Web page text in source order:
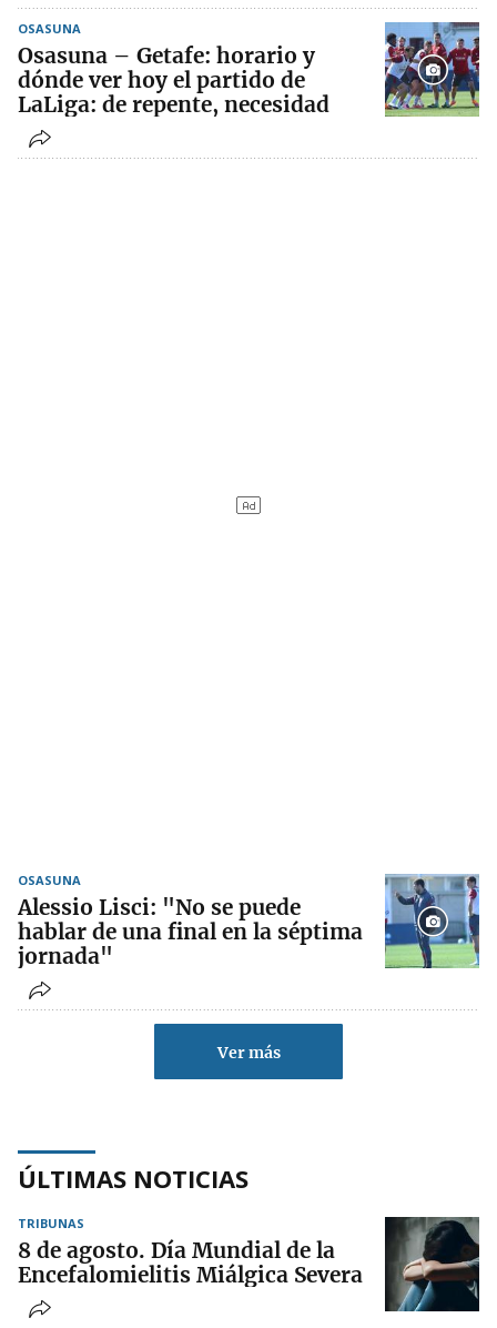
OSASUNA
Osasuna – Getafe: horario y
dónde ver hoy el partido de
LaLiga: de repente, necesidad
OSASUNA
Alessio Lisci: "No se puede
hablar de una final en la séptima
jornada"
Ver más
ÚLTIMAS NOTICIAS
TRIBUNAS
8 de agosto. Día Mundial de la
Encefalomielitis Miálgica Severa